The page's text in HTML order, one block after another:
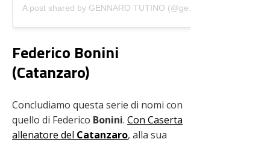
Federico Bonini
(Catanzaro)
Concludiamo questa serie di nomi con
quello di Federico Bonini. Con Caserta
allenatore del Catanzaro, alla sua